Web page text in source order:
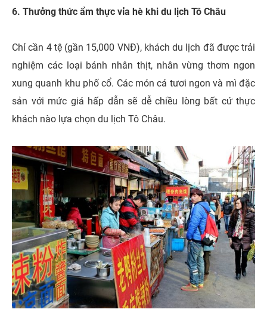
6. Thưởng thức ẩm thực vỉa hè khi du lịch Tô Châu
Chỉ cần 4 tệ (gần 15,000 VNĐ), khách du lịch đã được trải
nghiệm các loại bánh nhân thịt, nhân vừng thơm ngon
xung quanh khu phố cổ. Các món cá tươi ngon và mì đặc
sản với mức giá hấp dẫn sẽ dễ chiều lòng bất cứ thực
khách nào lựa chọn du lịch Tô Châu.